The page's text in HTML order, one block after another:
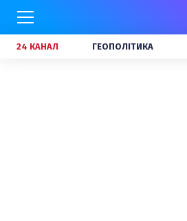
24 КАНАЛ ГЕОПОЛІТИКА